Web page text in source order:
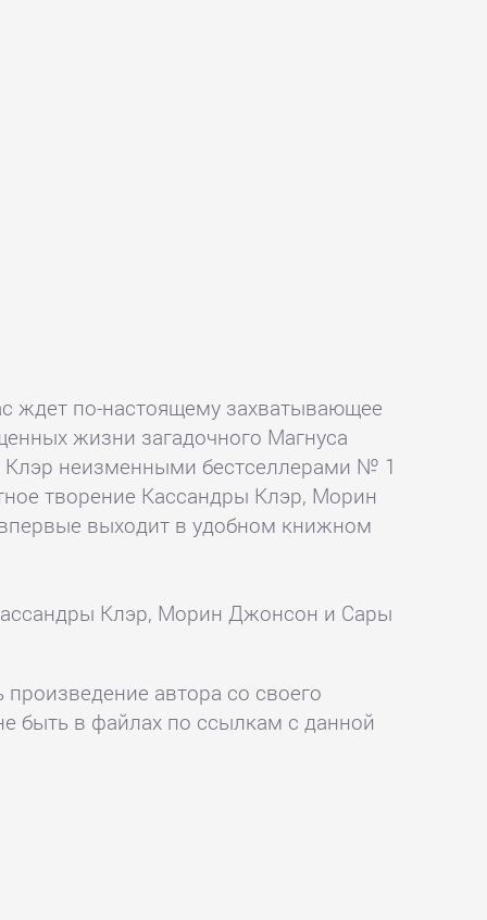
ждет по-настоящему захватывающее
жизни загадочного Магнуса
Клэр неизменными бестселлерами № 1
творение Кассандры Клэр, Морин
выходит в удобном книжном
Клэр, Морин Джонсон и Сары
автора со своего
быть в файлах по ссылкам с данной